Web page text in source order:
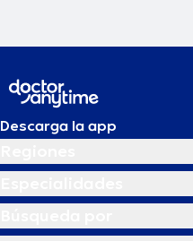
Descarga la app